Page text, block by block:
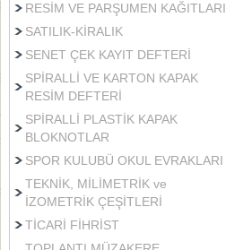
RESİM VE PARŞUMEN KAĞITLARI
SATILIK-KİRALIK
SENET ÇEK KAYIT DEFTERİ
SPİRALLİ VE KARTON KAPAK
RESİM DEFTERİ
SPİRALLİ PLASTİK KAPAK
BLOKNOTLAR
SPOR KULUBÜ OKUL EVRAKLARI
TEKNİK, MİLİMETRİK ve
İZOMETRİK ÇEŞİTLERİ
TİCARİ FİHRİST